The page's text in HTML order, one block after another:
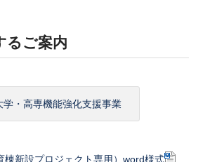
るご案内
学・高専機能強化支援事業
棟新設プロジェクト専用）word様式